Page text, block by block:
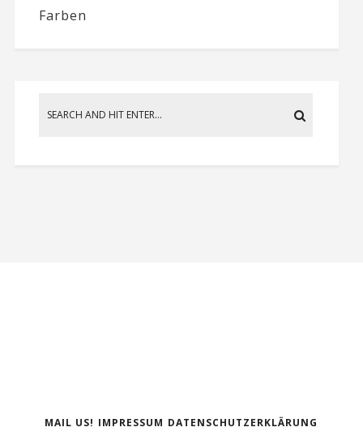
MAIL US! IMPRESSUM DATENSCHUTZERKLÄRUNG